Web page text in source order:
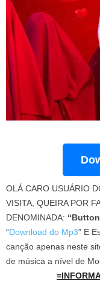
OLÁ CARO USUÁRIO
VISITA, QUEIRA POR
DENOMINADA:
“Download do Mp3” E
canção apenas neste
de música a nível de